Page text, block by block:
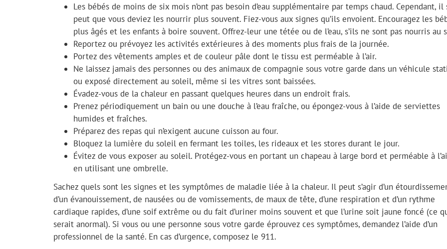
Les bébés de moins de six mois n’ont pas besoin d’eau supplémentaire par temps chaud. Cependant, il
peut que vous deviez les nourrir plus souvent. Fiez-vous aux signes qu’ils envoient. Encouragez les
plus âgés et les enfants à boire souvent. Offrez-leur une tétée ou de l’eau, s’ils ne sont pas nourris au
Reportez ou prévoyez les activités extérieures à des moments plus frais de la journée.
Portez des vêtements amples et de couleur pâle dont le tissu est perméable à l’air.
Ne laissez jamais des personnes ou des animaux de compagnie sous votre garde dans un véhicule
ou exposé directement au soleil, même si les vitres sont baissées.
Évadez-vous de la chaleur en passant quelques heures dans un endroit frais.
Prenez périodiquement un bain ou une douche à l’eau fraîche, ou épongez-vous à l’aide de serviettes
humides et fraîches.
Préparez des repas qui n’exigent aucune cuisson au four.
Bloquez la lumière du soleil en fermant les toiles, les rideaux et les stores durant le jour.
Évitez de vous exposer au soleil. Protégez-vous en portant un chapeau à large bord et perméable à
en utilisant une ombrelle.
Sachez quels sont les signes et les symptômes de maladie liée à la chaleur. Il peut s’agir d’un
d’un évanouissement, de nausées ou de vomissements, de maux de tête, d’une respiration et d’un rythme
cardiaque rapides, d’une soif extrême ou du fait d’uriner moins souvent et que l’urine soit jaune foncé (ce
serait anormal). Si vous ou une personne sous votre garde éprouvez ces symptômes, demandez l’aide d’un
professionnel de la santé. En cas d’urgence, composez le 911.